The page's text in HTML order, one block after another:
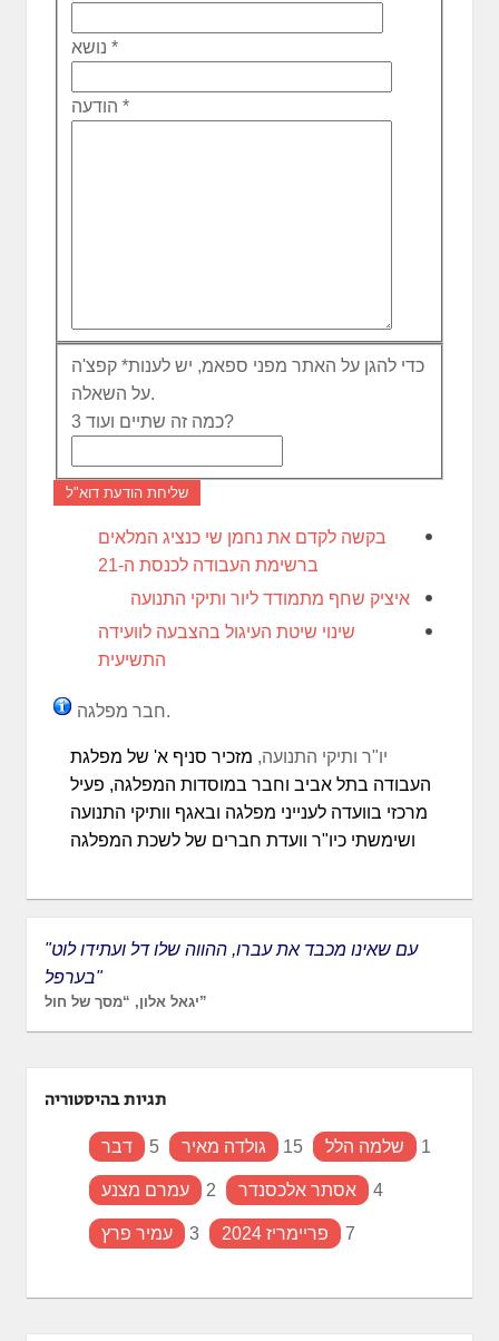
נושא *
הודעה *
קפצ'ה *כדי להגן על האתר מפני ספאמ, יש לענות
על השאלה.
כמה זה שתיים ועוד 3?
שליחת הודעת דוא"ל
בקשה לקדם את נחמן שי כנציג המלאים
ברשימת העבודה לכנסת ה-21
איציק שחף מתמודד ליור ותיקי התנועה
שינוי שיטת העיגול בהצבעה לוועידה
התשיעית
חבר מפלגה.
יו"ר ותיקי התנועה, מזכיר סניף א' של מפלגת
העבודה בתל אביב וחבר במוסדות המפלגה, פעיל
מרכזי בוועדה לענייני מפלגה ובאגף וותיקי התנועה
ושימשתי כיו"ר וועדת חברים של לשכת המפלגה
"עם שאינו מכבד את עברו, ההווה שלו דל ועתידו לוט
בערפל"
יגאל אלון, “מסך של חול”
תגיות בהיסטוריה
דבר 5 גולדה מאיר 15 שלמה הלל 1
עמרם מצנע 2 אסתר אלכסנדר 4
עמיר פרץ 3 פריימריז 2024 7